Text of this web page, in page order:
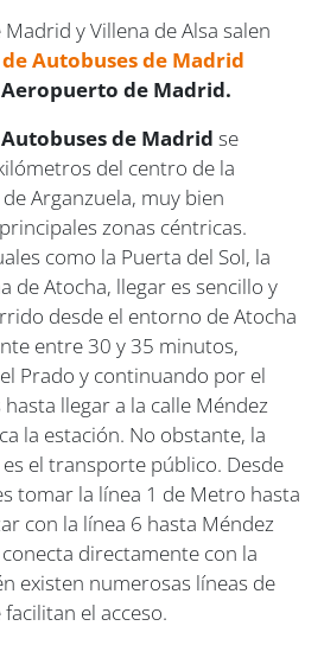
y Villena de Alsa salen
Autobuses de Madrid
de Madrid.
de Madrid se
del centro de la
Arganzuela, muy bien
zonas céntricas.
como la Puerta del Sol, la
de Atocha, llegar es sencillo y
desde el entorno de Atocha
entre 30 y 35 minutos,
Prado y continuando por el
llegar a la calle Méndez
la estación. No obstante, la
el transporte público. Desde
tomar la línea 1 de Metro hasta
con la línea 6 hasta Méndez
directamente con la
existen numerosas líneas de
el acceso.